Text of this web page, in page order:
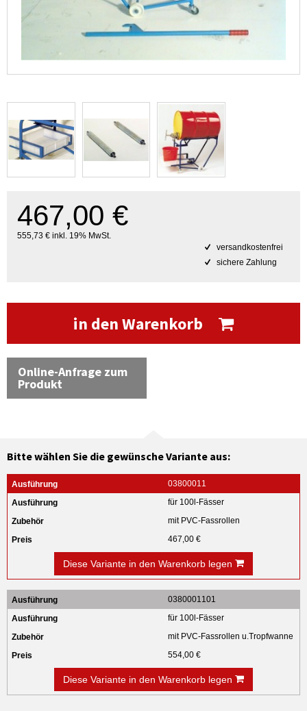
467,00 €
555,73 € inkl. 19% MwSt.
versandkostenfrei
sichere Zahlung
in den Warenkorb
Online-Anfrage zum
Produkt
Bitte wählen Sie die gewünsche Variante aus:
03800011
für 100l-Fässer
mit PVC-Fassrollen
467,00 €
Diese Variante in den Warenkorb legen
0380001101
für 100l-Fässer
mit PVC-Fassrollen u.Tropfwanne
554,00 €
Diese Variante in den Warenkorb legen